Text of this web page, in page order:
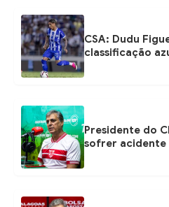
CSA: Dudu
classificação
Presidente do
sofrer acidente